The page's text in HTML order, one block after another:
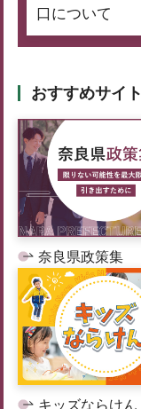
口について
おすすめサイト
奈良県政策集
キッズならけん